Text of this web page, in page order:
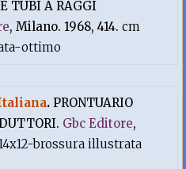
TUBI A RAGGI
, Milano. 1968, 414.cm
ottimo
.PRONTUARIO
Gbc Editore,
brossura illustrata